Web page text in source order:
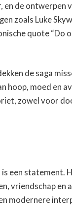
en de ontwerpen
zoals Luke
quote “Do
de saga
hoop, moed en
zowel voor
een statement.
vriendschap en
modernere